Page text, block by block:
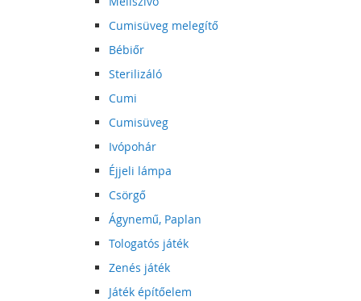
Cumisüveg melegítő
Bébiőr
Sterilizáló
Cumi
Cumisüveg
Ivópohár
Éjjeli lámpa
Csörgő
Ágynemű, Paplan
Tologatós játék
Zenés játék
Játék építőelem